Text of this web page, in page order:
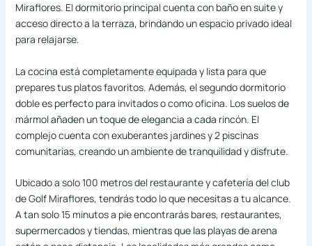
Miraflores. El dormitorio principal cuenta con baño en suite y
acceso directo a la terraza, brindando un espacio privado ideal
para relajarse.
La cocina está completamente equipada y lista para que
prepares tus platos favoritos. Además, el segundo dormitorio
doble es perfecto para invitados o como oficina. Los suelos de
mármol añaden un toque de elegancia a cada rincón. El
complejo cuenta con exuberantes jardines y 2 piscinas
comunitarias, creando un ambiente de tranquilidad y disfrute.
Ubicado a solo 100 metros del restaurante y cafetería del club
de Golf Miraflores, tendrás todo lo que necesitas a tu alcance.
A tan solo 15 minutos a pie encontrarás bares, restaurantes,
supermercados y tiendas, mientras que las playas de arena